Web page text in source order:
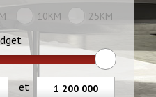
10KM 25KM
et